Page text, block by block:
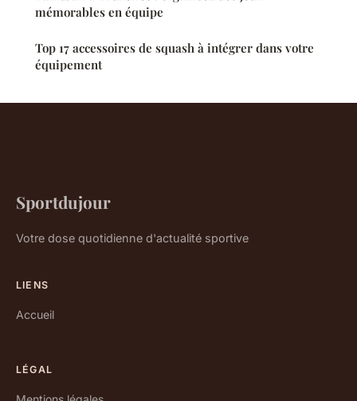
mémorables en équipe
Top 17 accessoires de squash à intégrer dans votre
équipement
Sportdujour
Votre dose quotidienne d'actualité sportive
LIENS
Accueil
LÉGAL